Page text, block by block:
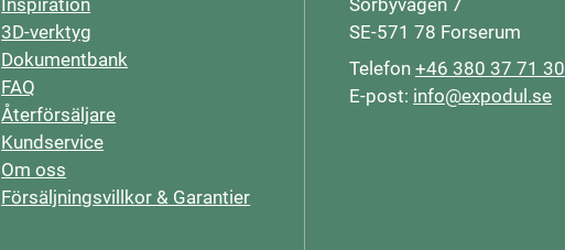
3D-verktyg
Dokumentbank
FAQ
Återförsäljare
Kundservice
Om oss
Försäljningsvillkor & Garantier
SE-571 78 Forserum
Telefon +46 380 37 71 30
E-post: info@expodul.se